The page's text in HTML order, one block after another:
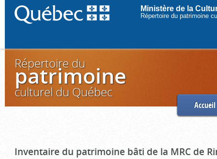
Ministère de la
Répertoire du patrimoine
Répertoire du
patrimoine
culturel du Québec
Accueil
Inventaire du patrimoine bâti de la MRC de